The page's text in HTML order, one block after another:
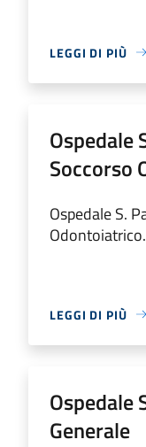
LEGGI DI PIÙ
Ospedale
Soccorso
Ospedale S.
LEGGI DI PIÙ
Ospedale
Generale